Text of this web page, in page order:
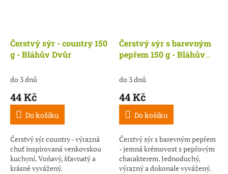
Čerstvý sýr - country 150
g - Bláhův Dvůr
do 3 dnů
44 Kč
Do košíku
Čerstvý sýr country - výrazná
chuť inspirovaná venkovskou
kuchyní. Voňavý, šťavnatý a
krásně vyvážený.
Čerstvý sýr s barevným
pepřem 150 g - Bláhův
do 3 dnů
44 Kč
Do košíku
Čerstvý sýr s barevným pepřem
- jemná krémovost s pepřovým
charakterem. Jednoduchý,
výrazný a dokonale vyvážený.